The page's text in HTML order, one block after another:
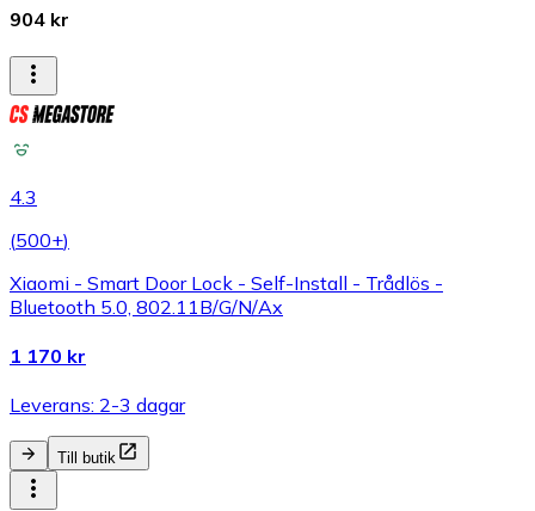
904 kr
4.3
(500+)
Xiaomi - Smart Door Lock - Self-Install - Trådlös -
Bluetooth 5.0, 802.11B/G/N/Ax
1 170 kr
Leverans: 2-3 dagar
Till butik